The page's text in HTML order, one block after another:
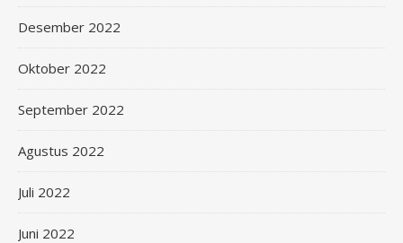
Desember 2022
Oktober 2022
September 2022
Agustus 2022
Juli 2022
Juni 2022